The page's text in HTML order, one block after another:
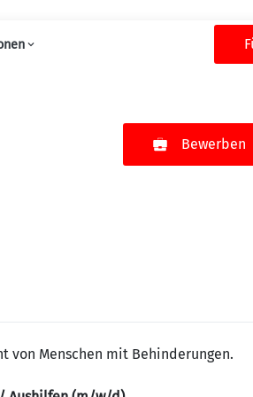
Bewerben
von Menschen mit Behinderungen.